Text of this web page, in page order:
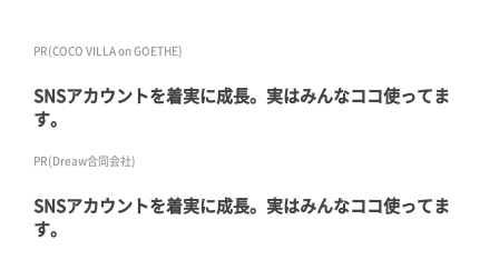
PR(COCO VILLA on GOETHE)
SNSアカウントを着実に成長。実はみんなココ使ってま
す。
PR(Dreaw合同会社)
SNSアカウントを着実に成長。実はみんなココ使ってま
す。